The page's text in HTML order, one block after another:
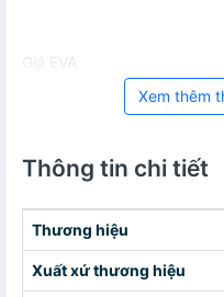
Giá EVA
Xem thêm
Thông tin chi tiết
Thương hiệu
Xuất xứ thương hiệu